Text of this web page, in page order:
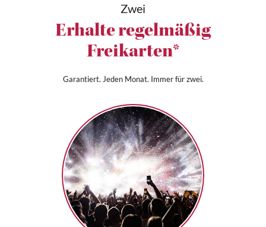
Zwei
Erhalte regelmäßig
Freikarten*
Garantiert. Jeden Monat. Immer für zwei.